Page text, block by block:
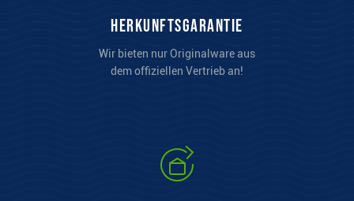
Herkunftsgarantie
Wir bieten nur Originalware aus
dem offiziellen Vertrieb an!